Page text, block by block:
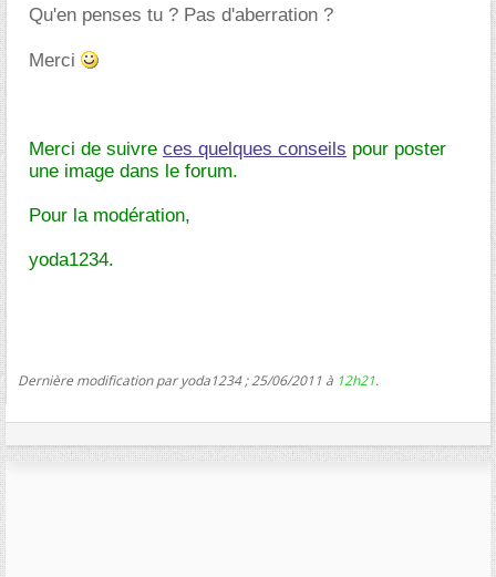
Qu'en penses tu ? Pas d'aberration ?
Merci
Merci de suivre ces quelques conseils pour poster
une image dans le forum.
Pour la modération,
yoda1234.
Dernière modification par yoda1234 ; 25/06/2011 à 12h21.